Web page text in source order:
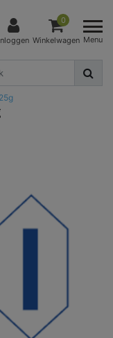
0
Winkelwagen Menu